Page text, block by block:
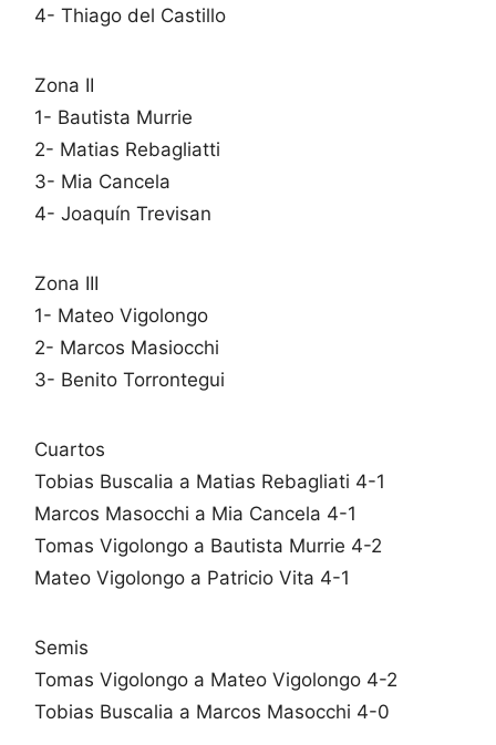
4- Thiago del Castillo
Zona II
1- Bautista Murrie
2- Matias Rebagliatti
3- Mia Cancela
4- Joaquín Trevisan
Zona III
1- Mateo Vigolongo
2- Marcos Masiocchi
3- Benito Torrontegui
Cuartos
Tobias Buscalia a Matias Rebagliati 4-1
Marcos Masocchi a Mia Cancela 4-1
Tomas Vigolongo a Bautista Murrie 4-2
Mateo Vigolongo a Patricio Vita 4-1
Semis
Tomas Vigolongo a Mateo Vigolongo 4-2
Tobias Buscalia a Marcos Masocchi 4-0